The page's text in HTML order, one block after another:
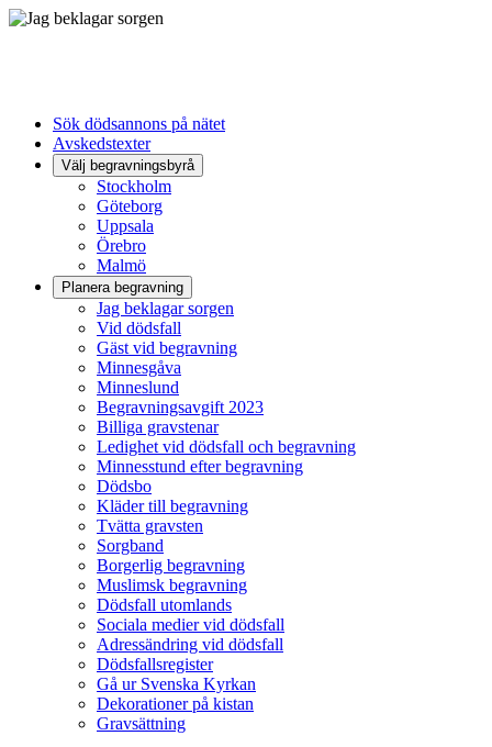
Sök dödsannons på nätet
Avskedstexter
Välj begravningsbyrå
Stockholm
Göteborg
Uppsala
Örebro
Malmö
Planera begravning
Jag beklagar sorgen
Vid dödsfall
Gäst vid begravning
Minnesgåva
Minneslund
Begravningsavgift 2023
Billiga gravstenar
Ledighet vid dödsfall och begravning
Minnesstund efter begravning
Dödsbo
Kläder till begravning
Tvätta gravsten
Sorgband
Borgerlig begravning
Muslimsk begravning
Dödsfall utomlands
Sociala medier vid dödsfall
Adressändring vid dödsfall
Dödsfallsregister
Gå ur Svenska Kyrkan
Dekorationer på kistan
Gravsättning